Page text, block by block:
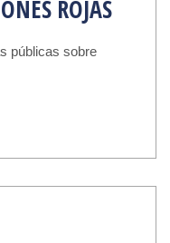
ROJAS
públicas sobre